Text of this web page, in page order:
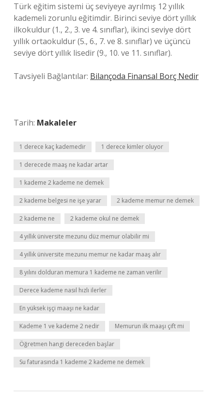
Türk eğitim sistemi üç seviyeye ayrılmış 12 yıllık
kademeli zorunlu eğitimdir. Birinci seviye dört yıllık
ilkokuldur (1., 2., 3. ve 4. sınıflar), ikinci seviye dört
yıllık ortaokuldur (5., 6., 7. ve 8. sınıflar) ve üçüncü
seviye dört yıllık lisedir (9., 10. ve 11. sınıflar).
Tavsiyeli Bağlantılar: Bilançoda Finansal Borç Nedir
Tarih: Makaleler
1 derece kaç kademedir 1 derece kimler oluyor
1 derecede maaş ne kadar artar
1 kademe 2 kademe ne demek
2 kademe belgesi ne işe yarar 2 kademe memur ne demek
2 kademe ne 2 kademe okul ne demek
4 yıllık üniversite mezunu düz memur olabilir mi
4 yıllık üniversite mezunu memur ne kadar maaş alır
8 yılını dolduran memura 1 kademe ne zaman verilir
Derece kademe nasıl hızlı ilerler
En yüksek işçi maaşı ne kadar
Kademe 1 ve kademe 2 nedir Memurun ilk maaşı çift mi
Öğretmen hangi dereceden başlar
Su faturasında 1 kademe 2 kademe ne demek